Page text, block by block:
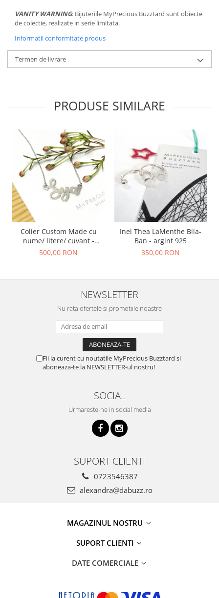
VANITY WARNING: Bijuteriile MyPrecious Buzztard sunt obiecte
de colectie, realizate in serie limitata.
Informatii conformitate produs
Termen de livrare
PRODUSE SIMILARE
Colier Custom Made cu
nume/ litere/ cuvant -
argint 925
500,00 RON
Inel Thea LaMenthe Bila-
Ban - argint 925
350,00 RON
NEWSLETTER
Nu rata ofertele si promotiile noastre
Fii la curent cu noutatile MyPrecious Buzztard si
aboneaza-te la NEWSLETTER-ul nostru!
SOCIAL
Urmareste-ne in social media
SUPORT CLIENTI
0723546387
alexandra@dabuzz.ro
MAGAZINUL NOSTRU
SUPORT CLIENTI
DATE COMERCIALE